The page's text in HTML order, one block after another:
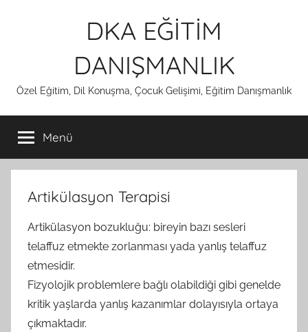
DKA EĞİTİM
DANIŞMANLIK
Özel Eğitim, Dil Konuşma, Çocuk Gelişimi, Eğitim Danışmanlık
Menü
Artikülasyon Terapisi
Artikülasyon bozukluğu: bireyin bazı sesleri
telaffuz etmekte zorlanması yada yanlış telaffuz
etmesidir.
Fizyolojik problemlere bağlı olabildiği gibi genelde
kritik yaşlarda yanlış kazanımlar dolayısıyla ortaya
çıkmaktadır.